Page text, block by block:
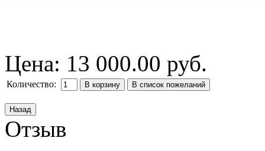
Цена: 13 000.00 руб.
Количество:
Отзыв